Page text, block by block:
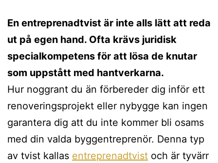
En entreprenadtvist är inte alls lätt att reda
ut på egen hand. Ofta krävs juridisk
specialkompetens för att lösa de knutar
som uppstått med hantverkarna.
Hur noggrant du än förbereder dig inför ett
renoveringsprojekt eller nybygge kan ingen
garantera dig att du inte kommer bli osams
med din valda byggentreprenör. Denna typ
av tvist kallas entreprenadtvist och är tyvärr